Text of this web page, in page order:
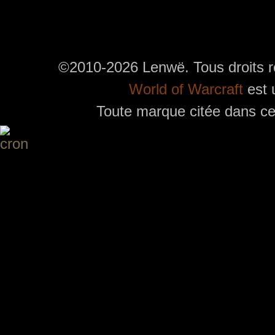
©2010-2026 Lenwë. Tous droits
World of Warcraftest
Toute marque citée dans
Utilisez l'adresse suivante pour accéder au calendrier des évènements depuis d'autres
charge le format iCal.